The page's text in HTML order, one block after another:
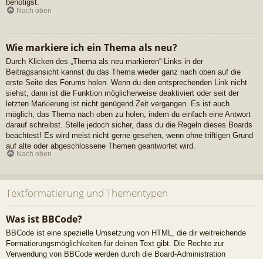
benötigst.
Nach oben
Wie markiere ich ein Thema als neu?
Durch Klicken des „Thema als neu markieren“-Links in der
Beitragsansicht kannst du das Thema wieder ganz nach oben auf die
erste Seite des Forums holen. Wenn du den entsprechenden Link nicht
siehst, dann ist die Funktion möglicherweise deaktiviert oder seit der
letzten Markierung ist nicht genügend Zeit vergangen. Es ist auch
möglich, das Thema nach oben zu holen, indem du einfach eine Antwort
darauf schreibst. Stelle jedoch sicher, dass du die Regeln dieses Boards
beachtest! Es wird meist nicht gerne gesehen, wenn ohne triftigen Grund
auf alte oder abgeschlossene Themen geantwortet wird.
Nach oben
Textformatierung und Thementypen
Was ist BBCode?
BBCode ist eine spezielle Umsetzung von HTML, die dir weitreichende
Formatierungsmöglichkeiten für deinen Text gibt. Die Rechte zur
Verwendung von BBCode werden durch die Board-Administration